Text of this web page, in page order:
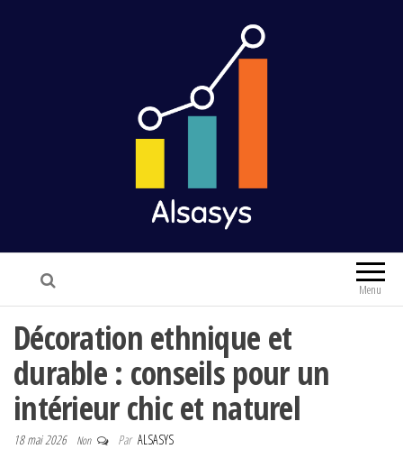
Alsasys Finance & Marketing
Menu
Décoration ethnique et
durable : conseils pour un
intérieur chic et naturel
18 mai 2026 Non Par ALSASYS